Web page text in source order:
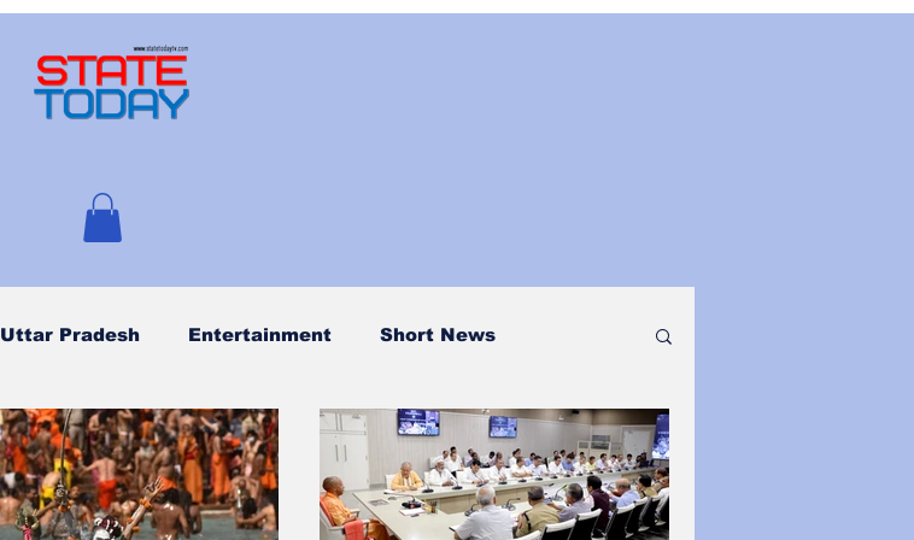
Uttar Pradesh Entertainment Short News